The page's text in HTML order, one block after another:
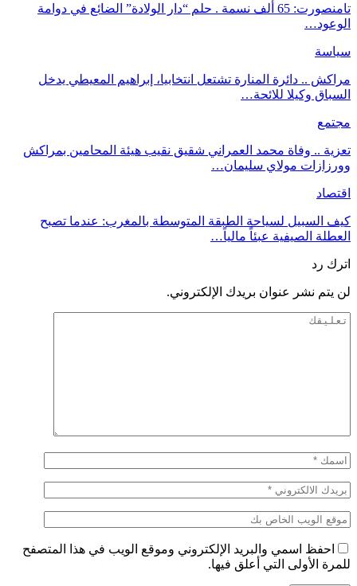
تامنصورت: 65 ألف نسمة . حلم “دار الولادة” الضائع في دوامة
الوعود…
سياسة
مراكش .. دائرة المنارة تشتعل انتخابيا، إبراهيم المعيطي يدخل
السباق وكيلا للائحة…
مجتمع
تعزية .. وفاة محمد العمراني شقيق نقيب هيئة المحامين بمراكش
وورزازات مولاي سليمان…
اقتصاد
كيف السبيل لسياحة الطبقة المتوسطة بالمغرب: عندما تصبح
العطلة الصيفية عبئاً مالياً…
اترك رد
لن يتم نشر عنوان بريدك الإلكتروني.
احفظ اسمي والبريد الإلكتروني وموقع الويب في هذا المتصفح
للمرة الأولى التي أعلق فيها.